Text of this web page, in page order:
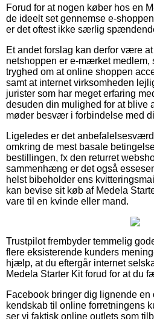
Forud for at nogen køber hos en
de ideelt set gennemse e-
er det oftest ikke særlig
Et andet forslag kan derfor være
netshoppen er e-mærket
tryghed om at online shoppen
samt at internet virksomheden
jurister som har meget erfaring
desuden din mulighed for at blive
møder besvær i forbindelse med
Ligeledes er det
omkring de mest basale
bestillingen, fx den returret
sammenhæng er det også
helst bibeholder ens
kan bevise sit køb af Medela
vare til en kvinde eller mand.
Trustpilot frembyder temmelig
flere eksisterende kunders
hjælp, at du eftergår internet
Medela Starter Kit forud for at du
Facebook bringer dig lignende
kendskab til online forretningens
ser vi faktisk online outlets som